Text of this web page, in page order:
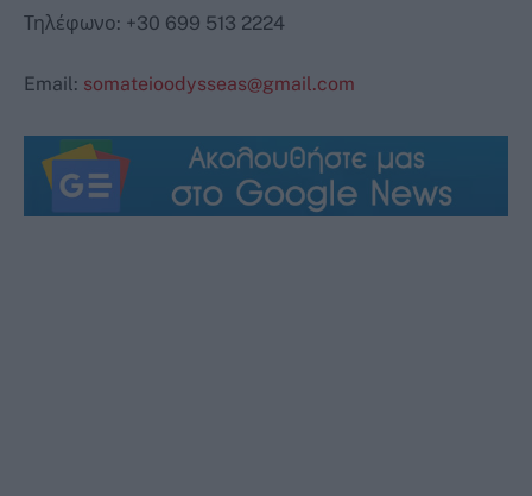
Τηλέφωνο: +30 699 513 2224
Email: somateioodysseas@gmail.com